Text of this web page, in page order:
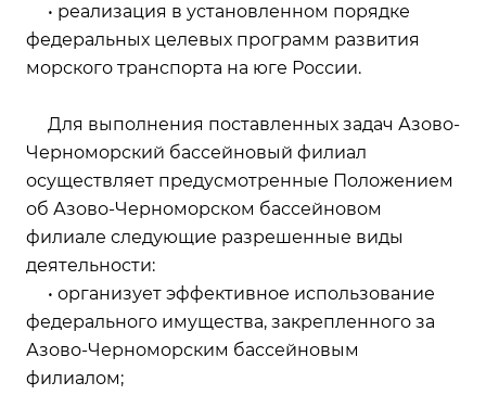
• реализация в установленном порядке
федеральных целевых программ развития
морского транспорта на юге России.
Для выполнения поставленных задач Азово-
Черноморский бассейновый филиал
осуществляет предусмотренные Положением
об Азово-Черноморском бассейновом
филиале следующие разрешенные виды
деятельности:
• организует эффективное использование
федерального имущества, закрепленного за
Азово-Черноморским бассейновым
филиалом;